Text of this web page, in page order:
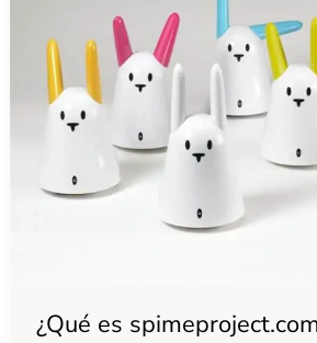
¿Qué es
spimeproject.com?